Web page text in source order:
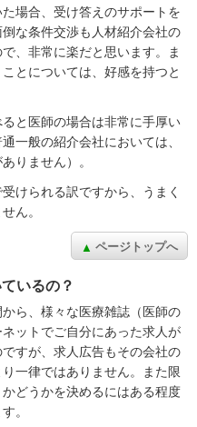
場合、受け答えのサポートを
な条件交渉も人材紹介会社の
、非常に楽だと思います。ま
とについては、好感を持つと
と医師の場合は非常に手厚い
一般の紹介会社においては、
りません）。
けられる訳ですから、うまく
ん。
ページトップへ
いるの？
ら、様々な医療雑誌（医師の
ットでご自分にあった求人が
すが、求人広告もその会社の
一律ではありません。また限
どうかを決めるにはある程度
。